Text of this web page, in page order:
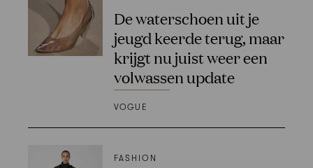
De waterschoen uit je
jeugd keerde terug, maar
krijgt nu juist weer een
volwassen update
VOGUE
FASHION